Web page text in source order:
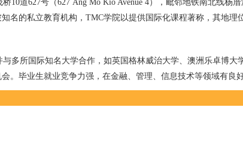
10道627号（627 Ang Mo Kio Avenue 4），毗邻地铁南北线杨
名的私立教育机构，TMC学院以提供国际化课程著称，其地理
多所国际知名大学合作，如英国格林威治大学、澳洲乐卓博
。毕业生就业竞争力强，在金融、管理、信息技术等领域有良